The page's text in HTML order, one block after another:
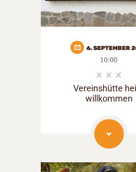
6. SEPTEMBER
10:00
Vereinshütte
willkommen